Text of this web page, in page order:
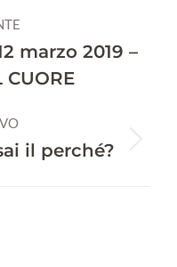
marzo 2019 –
CUORE
il perché?